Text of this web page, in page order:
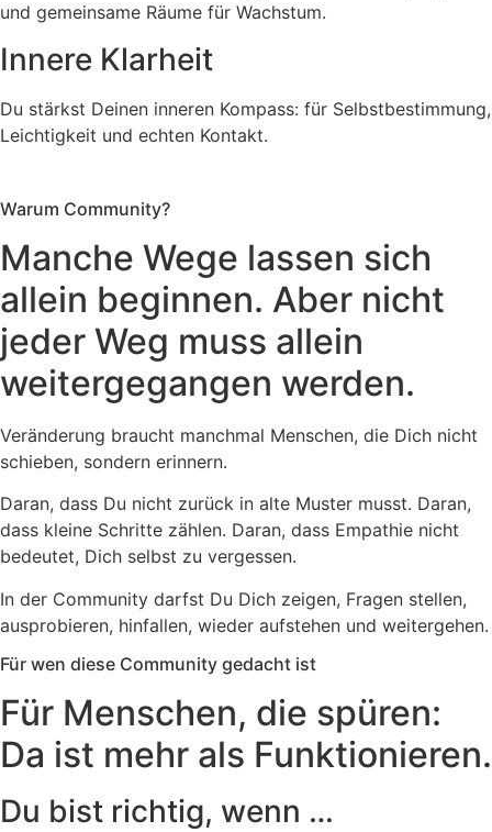
und gemeinsame Räume für Wachstum.
Innere Klarheit
Du stärkst Deinen inneren Kompass: für Selbstbestimmung,
Leichtigkeit und echten Kontakt.
Warum Community?
Manche Wege lassen sich
allein beginnen. Aber nicht
jeder Weg muss allein
weitergegangen werden.
Veränderung braucht manchmal Menschen, die Dich nicht
schieben, sondern erinnern.
Daran, dass Du nicht zurück in alte Muster musst. Daran,
dass kleine Schritte zählen. Daran, dass Empathie nicht
bedeutet, Dich selbst zu vergessen.
In der Community darfst Du Dich zeigen, Fragen stellen,
ausprobieren, hinfallen, wieder aufstehen und weitergehen.
Für wen diese Community gedacht ist
Für Menschen, die spüren:
Da ist mehr als Funktionieren.
Du bist richtig, wenn …